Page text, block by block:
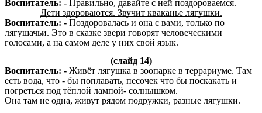
Воспитатель: -
Правильно, давайте с ней поздороваемся.
Дети здороваются. Звучит кваканье лягушки.
Воспитатель: - Поздоровалась и она с вами, только по
лягушачьи. Это в сказке звери говорят человеческими
голосами, а на самом деле у них свой язык.
(слайд 14)
Воспитатель: - Живёт лягушка в зоопарке в террариуме. Там
есть вода, что - бы поплавать, песочек что бы поскакать и
погреться под тёплой лампой- солнышком.
Она там не одна, живут рядом подружки, разные лягушки.